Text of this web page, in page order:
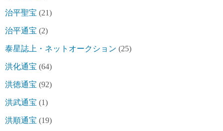
治平聖宝 (21)
治平通宝 (2)
泰星誌上・ネットオークション (25)
洪化通宝 (64)
洪徳通宝 (92)
洪武通宝 (1)
洪順通宝 (19)